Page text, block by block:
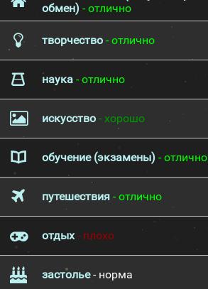
обмен) - отлично
творчество - отлично
наука - отлично
искусство - хорошо
обучение (экзамены) - отлично
путешествия - отлично
отдых- плохо
застолье- норма